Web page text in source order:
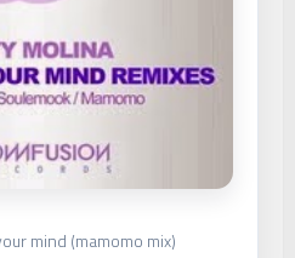
mind (mamomo mix)